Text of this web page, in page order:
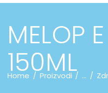
MELOP
150ML
Home Proizvodi ...